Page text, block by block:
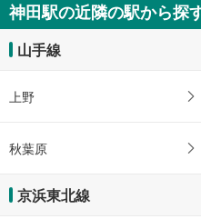
３出口
バスのりば、三菱ＵＦＪ銀行、神田
町２丁目、神田東松下町
バスのりば、ニューセントラルホテ
田まちかど図書館、京王プレッソイン
５出口
６出口
・ＡＥＤ
【東京メトロ】
・ＡＥＤ
を
マ
イ
ー
に
存
す
神田駅の近隣の駅から探
山手線
上野
秋葉原
京浜東北線